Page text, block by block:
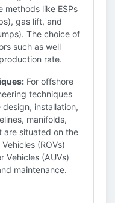
methods like ESPs
gas lift, and
The choice of
such as well
rate.
For offshore
techniques
installation,
manifolds,
are situated on the
(ROVs)
Vehicles (AUVs)
maintenance.